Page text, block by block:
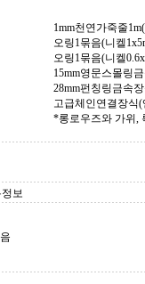
1mm천연가죽줄
오링1묶음(니켈
오링1묶음(니켈
15mm영문스몰링
28mm펀칭링금속
고급체인연결장식
*롱로우즈와 가위,
보